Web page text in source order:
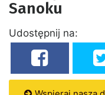
Sanoku
Udostępnij na: